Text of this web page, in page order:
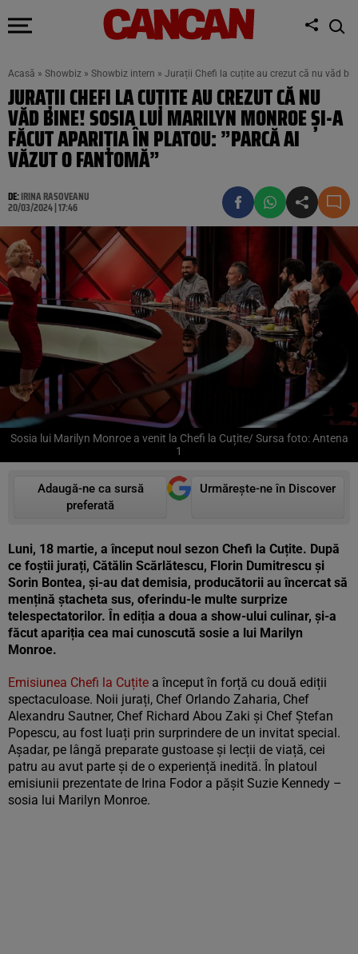
Acasă » Showbiz » Showbiz intern » Jurații Chefi la cuțite au crezut că nu văd
JURAȚII CHEFI LA CUȚITE AU CREZUT CĂ NU
VĂD BINE! SOSIA LUI MARILYN MONROE ȘI-A
FĂCUT APARIȚIA ÎN PLATOU: ”PARCĂ AI
VĂZUT O FANTOMĂ”
DE:IRINA RASOVEANU
20/03/2024 | 17:46
Sosia lui Marilyn Monroe a venit la Chefi la Cuțite/ Sursa foto: Antena
1
Adaugă-ne ca sursă
preferată
Urmărește-ne în Discover
Luni, 18 martie, a început noul sezon Chefi la Cuțite. După
ce foștii jurați, Cătălin Scărlătescu, Florin Dumitrescu și
Sorin Bontea, și-au dat demisia, producătorii au încercat să
mențină ștacheta sus, oferindu-le multe surprize
telespectatorilor. În ediția a doua a show-ului culinar, și-a
făcut apariția cea mai cunoscută sosie a lui Marilyn
Monroe.
Emisiunea Chefi la Cuțite a început în forță cu două ediții
spectaculoase. Noii jurați, Chef Orlando Zaharia, Chef
Alexandru Sautner, Chef Richard Abou Zaki și Chef Ștefan
Popescu, au fost luați prin surprindere de un invitat special.
Așadar, pe lângă preparate gustoase și lecții de viață, cei
patru au avut parte și de o experiență inedită. În platoul
emisiunii prezentate de Irina Fodor a pășit Suzie Kennedy –
sosia lui Marilyn Monroe.